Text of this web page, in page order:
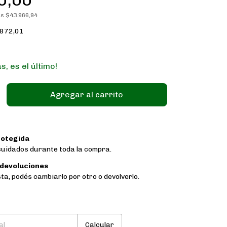
$43.966,94
es el último!
durante toda la compra.
podés cambiarlo por otro o devolverlo.
Calcular